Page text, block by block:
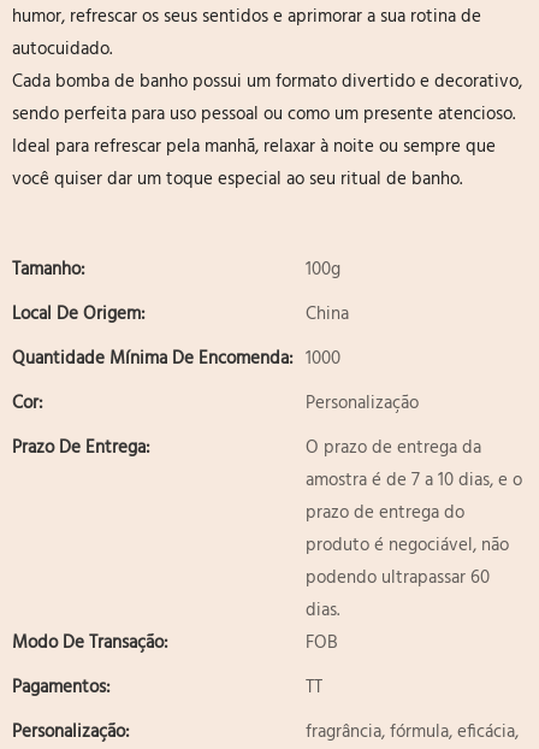
humor, refrescar os seus sentidos e aprimorar a sua rotina de
autocuidado.
Cada bomba de banho possui um formato divertido e decorativo,
sendo perfeita para uso pessoal ou como um presente atencioso.
Ideal para refrescar pela manhã, relaxar à noite ou sempre que
você quiser dar um toque especial ao seu ritual de banho.
Tamanho:
100g
Local De Origem:
China
Quantidade Mínima De Encomenda: 1000
Cor:
Personalização
Prazo De Entrega:
O prazo de entrega da
amostra é de 7 a 10 dias, e o
prazo de entrega do
produto é negociável, não
podendo ultrapassar 60
dias.
Modo De Transação:
FOB
Pagamentos:
TT
Personalização:
fragrância, fórmula, eficácia,